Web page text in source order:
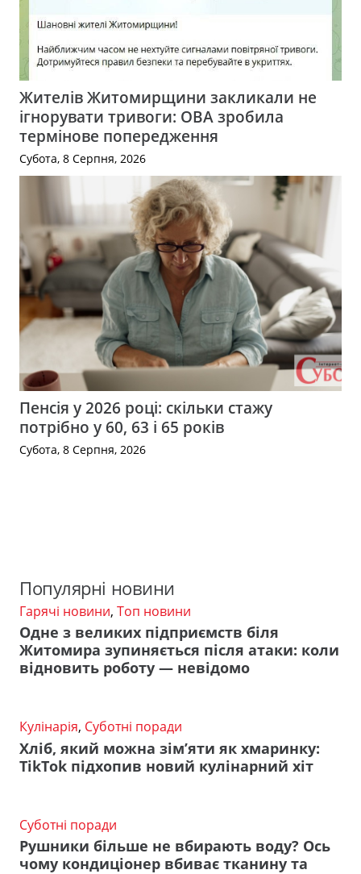
Жителів Житомирщини закликали не
ігнорувати тривоги: ОВА зробила
термінове попередження
Субота, 8 Серпня, 2026
Пенсія у 2026 році: скільки стажу
потрібно у 60, 63 і 65 років
Субота, 8 Серпня, 2026
Популярні новини
Гарячі новини, Топ новини
Одне з великих підприємств біля
Житомира зупиняється після атаки: коли
відновить роботу — невідомо
Кулінарія, Суботні поради
Хліб, який можна зім’яти як хмаринку:
TikTok підхопив новий кулінарний хіт
Суботні поради
Рушники більше не вбирають воду? Ось
чому кондиціонер вбиває тканину та